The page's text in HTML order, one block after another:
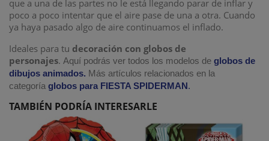
que a una de las partes no le está llegando parar de inflar y
poco a poco intentar que el aire pase de una a otra. Cuando
ya haya pasado algo de aire continuamos el inflado.
Ideales para tu decoración con globos de
personajes. Aquí podrás ver todos los modelos de globos de
dibujos animados. Más artículos relacionados en la
categoría globos para FIESTA SPIDERMAN.
TAMBIÉN PODRÍA INTERESARLE